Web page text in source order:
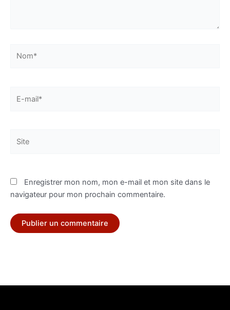
mail*
Enregistrer mon nom, mon e-mail et mon site dans le
navigateur pour mon prochain commentaire.